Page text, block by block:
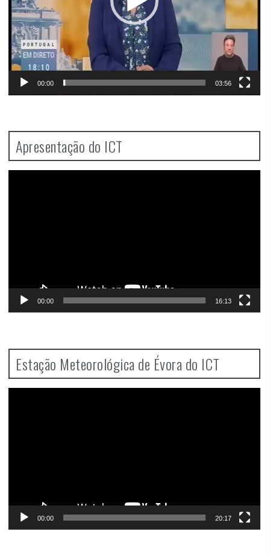
00:00 03:56
Apresentação do ICT
00:00 16:13
Estação Meteorológica de Évora do ICT
00:00 20:17